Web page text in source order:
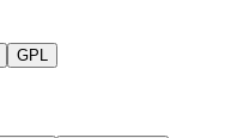
GPL